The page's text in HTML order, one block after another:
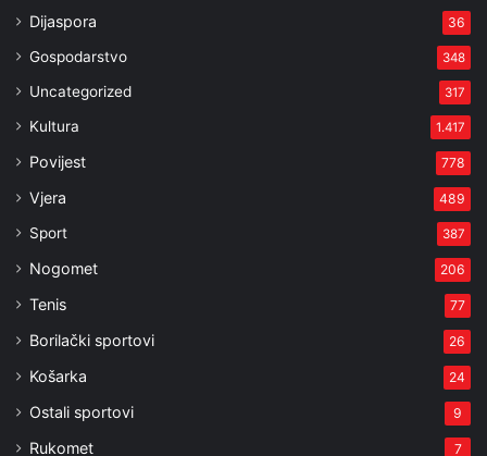
Dijaspora 36
Gospodarstvo 348
Uncategorized 317
Kultura 1.417
Povijest 778
Vjera 489
Sport 387
Nogomet 206
Tenis 77
Borilački sportovi 26
Košarka 24
Ostali sportovi 9
Rukomet 7